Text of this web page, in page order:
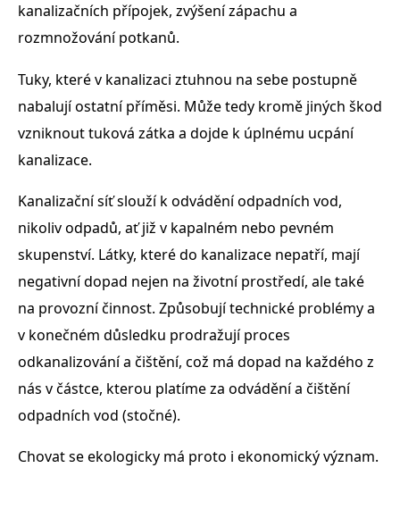
kanalizačních přípojek, zvýšení zápachu a
rozmnožování potkanů.
Tuky, které v kanalizaci ztuhnou na sebe postupně
nabalují ostatní příměsi. Může tedy kromě jiných škod
vzniknout tuková zátka a dojde k úplnému ucpání
kanalizace.
Kanalizační síť slouží k odvádění odpadních vod,
nikoliv odpadů, ať již v kapalném nebo pevném
skupenství. Látky, které do kanalizace nepatří, mají
negativní dopad nejen na životní prostředí, ale také
na provozní činnost. Způsobují technické problémy a
v konečném důsledku prodražují proces
odkanalizování a čištění, což má dopad na každého z
nás v částce, kterou platíme za odvádění a čištění
odpadních vod (stočné).
Chovat se ekologicky má proto i ekonomický význam.